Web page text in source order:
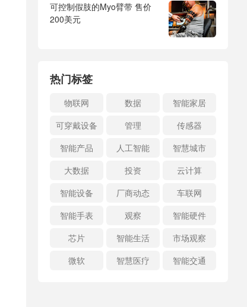
可控制假肢的Myo臂带 售价
200美元
热门标签
物联网 数据
智能家居
可穿戴设备
管理
传感器
智能产品
人工智能
智慧城市
大数据
投资
云计算
智能设备
厂商动态
车联网
智能手表
观察
智能硬件
芯片
智能生活
市场观察
微软
智慧医疗 智能交通